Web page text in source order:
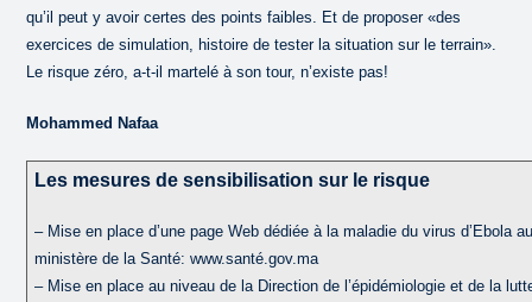
qu’il peut y avoir certes des points faibles. Et de proposer «des
exercices de simulation, histoire de tester la situation sur le terrain».
Le risque zéro, a-t-il martelé à son tour, n’existe pas!
Mohammed Nafaa
Les mesures de sensibilisation sur le risque
– Mise en place d’une page Web dédiée à la maladie du virus d’Ebola
ministère de la Santé: www.santé.gov.ma
– Mise en place au niveau de la Direction de l’épidémiologie et de la